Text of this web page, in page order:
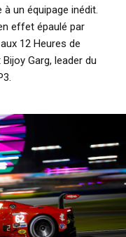
un équipage inédit.
effet épaulé par
12 Heures de
Bijoy Garg, leader du